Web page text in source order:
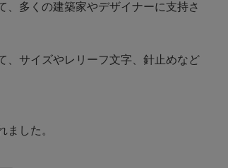
多くの建築家やデザイナーに支持さ
、サイズやレリーフ文字、針止めなど
した。